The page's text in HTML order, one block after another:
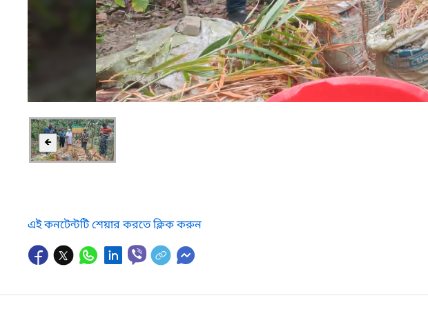
🡸
এই কনটেন্টটি শেয়ার করতে ক্লিক করুন